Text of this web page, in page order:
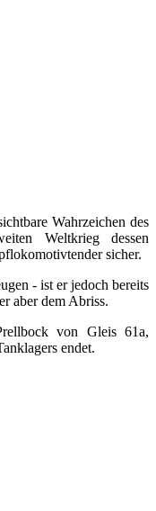
Wahrzeichen des
Weltkrieg dessen
sicher.
- ist er jedoch bereits
aber dem Abriss.
von Gleis 61a,
endet.